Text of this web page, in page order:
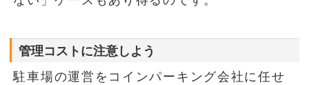
管理コストに注意しよう
駐車場の運営をコインパーキング会社に任せ